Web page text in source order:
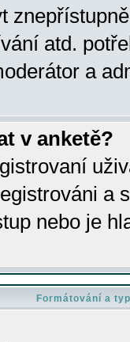
atd.
a
v anketě?
a
nebo je
Formátování a